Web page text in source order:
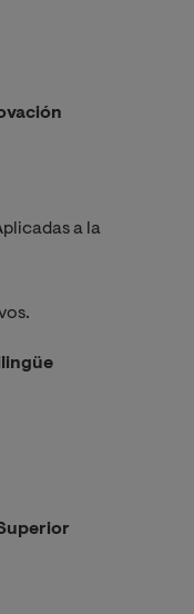
a la